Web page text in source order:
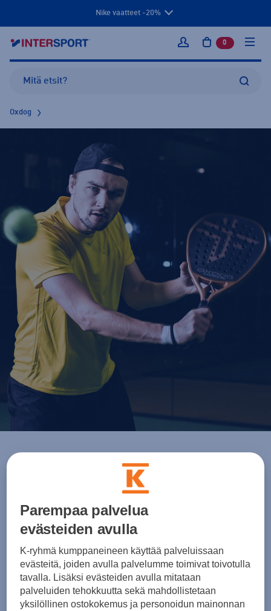
Nike vaatteet -20%
Kirjaudu sisään
0 tuotetta
Oxdog
Oxdog padelmailat
Extremefast Hyperlight Ultralight
Kohderyhmä Kauppasaatavuus
1tuote
Parempaa palvelua
evästeiden avulla
K-ryhmä kumppaneineen käyttää palveluissaan
evästeitä, joiden avulla palvelumme toimivat toivotulla
tavalla. Lisäksi evästeiden avulla mitataan
palveluiden tehokkuutta sekä mahdollistetaan
yksilöllinen ostokokemus ja personoidun mainonnan